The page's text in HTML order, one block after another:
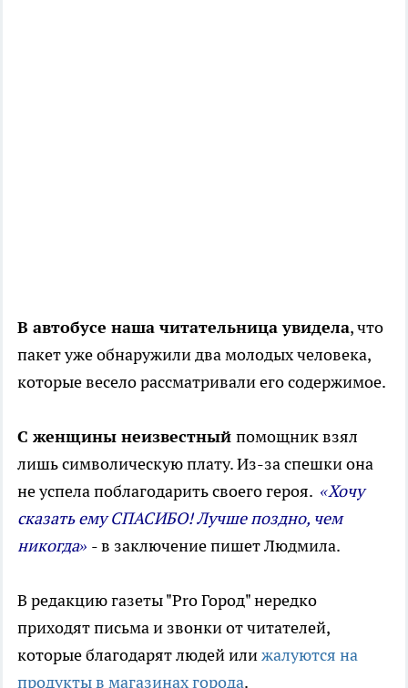
В автобусе наша читательница увидела, что
пакет уже обнаружили два молодых человека,
которые весело рассматривали его содержимое.
С женщины неизвестный помощник взял
лишь символическую плату. Из-за спешки она
не успела поблагодарить своего героя. «Хочу
сказать ему СПАСИБО! Лучше поздно, чем
никогда» - в заключение пишет Людмила.
В редакцию газеты "Pro Город" нередко
приходят письма и звонки от читателей,
которые благодарят людей илижалуются на
продукты в магазинах города.